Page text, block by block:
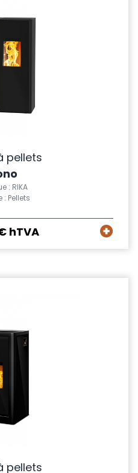
pellets
: RIKA
: Pellets
hTVA
pellets